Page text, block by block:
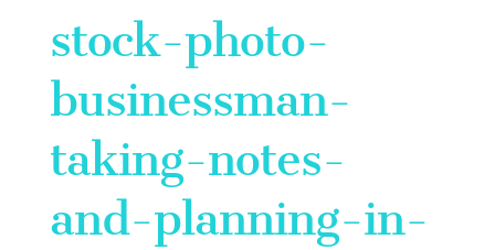
stock-photo-
businessman-
taking-notes-
and-planning-in-